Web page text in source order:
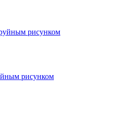
рисунком
рисунком